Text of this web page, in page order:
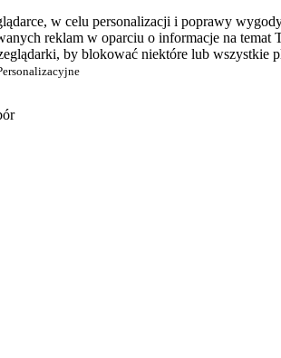
w celu personalizacji i poprawy
reklam w oparciu o informacje na
by blokować niektóre lub wszystkie